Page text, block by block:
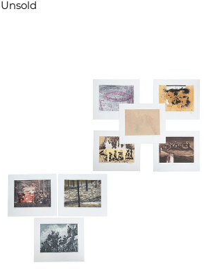
Unsold